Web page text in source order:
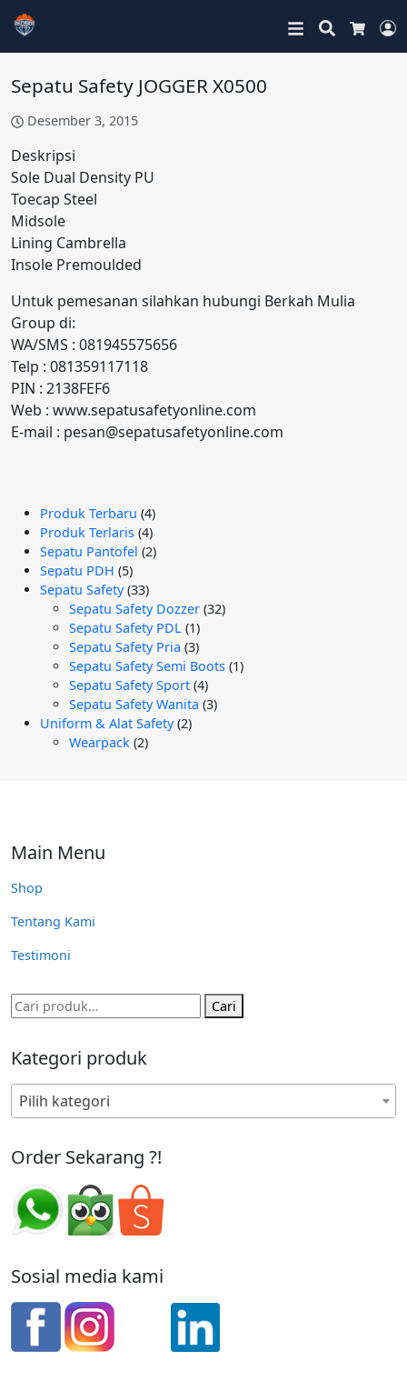
Search
Cart
Sepatu Safety JOGGER X0500
Desember 3, 2015
Deskripsi
Sole Dual Density PU
Toecap Steel
Midsole
Lining Cambrella
Insole Premoulded
Untuk pemesanan silahkan hubungi Berkah Mulia
Group di:
WA/SMS : 081945575656
Telp : 081359117118
PIN : 2138FEF6
Web : www.sepatusafetyonline.com
E-mail : pesan@sepatusafetyonline.com
Produk Terbaru 44
Produk
Produk Terlaris 44
Produk
Sepatu Pantofel 22
Sepatu PDH 55
Produk
Sepatu Safety 3333
Produk
Sepatu Safety Dozzer 3232
Sepatu Safety PDL 11
Produk
Sepatu Safety Pria 33
Produk
Sepatu Safety Semi Boots 11
Sepatu Safety Sport 44
Produk
Sepatu Safety Wanita 33
Uniform & Alat Safety 22
Wearpack 22
Main Menu
Shop
Tentang Kami
Testimoni
Pencarian
untuk:
Cari
Kategori produk
Pilih kategori
Order Sekarang ?!
Sosial media kami